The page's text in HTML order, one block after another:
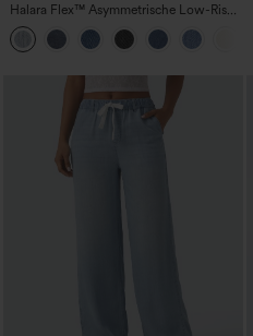
Halara Flex™ Asymmetrische Low-Rise-
Jeans mit Reißverschlusstaschen,
Baggy-Stil, weitem Bein, gewaschen,
lässig